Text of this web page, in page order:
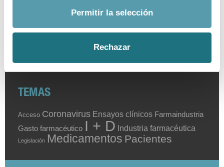
Permitir la selección
Rechazar
TEMAS
Acceso Coronavirus Ensayos clínicos Farmaindustria
Gasto farmacéutico I + D Industria farmacéutica
Legislación Medicamentos Pacientes